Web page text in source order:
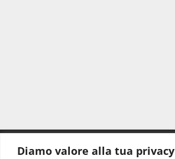
Diamo valore alla tua privacy